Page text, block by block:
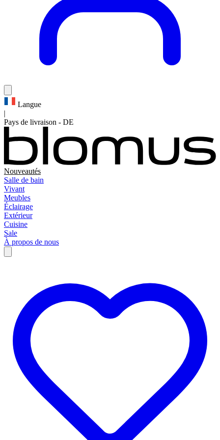
Langue
|
Pays de livraison - DE
Nouveautés
Salle de bain
Vivant
Meubles
Éclairage
Extérieur
Cuisine
Sale
À propos de nous